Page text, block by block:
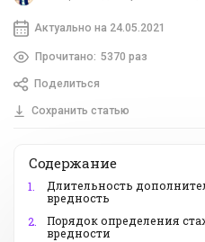
Актуально на 24.05.2021
Прочитано: 5370 раз
Поделиться
Сохранить статью
Содержание
1.
Длительность
вредность
2.
Порядок определения
вредности